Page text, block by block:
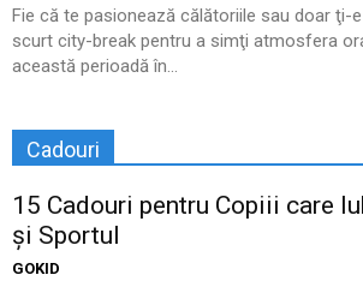
Fie că te pasionează călătoriile sau doar ţi-
scurt city-break pentru a simţi atmosfera
această perioadă în...
Cadouri
15 Cadouri pentru Copiii care
și Sportul
GOKID